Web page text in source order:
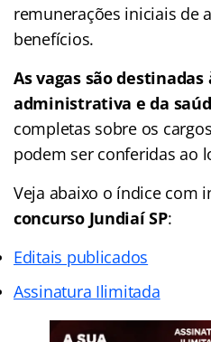
remunerações iniciais de
benefícios.
As vagas são destinadas
administrativa e da
completas sobre os
podem ser conferidas ao
Veja abaixo o índicecom
concurso Jundiaí SP:
Editais publicados
Assinatura Ilimitada